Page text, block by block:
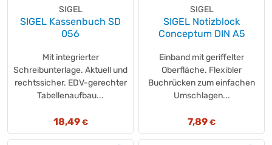
SIGEL
SIGEL Kassenbuch SD
056
Mit integrierter
Schreibunterlage. Aktuell und
rechtssicher. EDV-gerechter
Tabellenaufbau...
18,49€
SIGEL
SIGEL Notizblock
Conceptum DIN A5
Einband mit geriffelter
Oberfläche. Flexibler
Buchrücken zum einfachen
Umschlagen...
7,89 €